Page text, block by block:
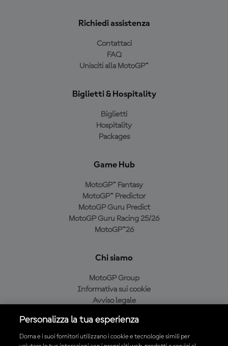
Richiedi assistenza
Contattaci
FAQ
Unisciti alla MotoGP™
Biglietti & Hospitality
Biglietti
Hospitality
Packages
Game Hub
MotoGP™ Fantasy
MotoGP™ Predictor
MotoGP Guru Predict
MotoGP Guru Racing 25/26
MotoGP™26
Chi siamo
MotoGP Group
Informativa sui cookie
Avviso legale
Condizioni di acquisto
Personalizza la tua esperienza
Dorna e i suoi fornitori utilizzano i cookie e tecnologie simili per